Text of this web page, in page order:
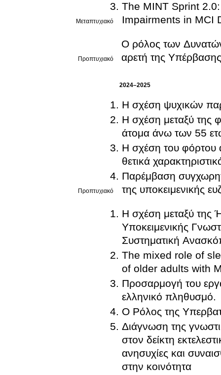
Μεταπτυχιακό
The MINT Sprint
Impairments in MCI
Προπτυχιακό
Ο ρόλος των
αρετή της
2024–2025
Προπτυχιακό
Η σχέση ψυχικών
Η σχέση μεταξύ της
άτομα άνω των 55
Η σχέση του φόρτου
θετικά
Παρέμβαση
της υποκειμενικής
Η σχέση μεταξύ της
Υποκειμενικής
Συστηματική
The mixed role of
of older adults with
Προσαρμογή του
ελληνικό πληθυσμό.
Ο Ρόλος της
Διάγνωση της
στον δείκτη
ανησυχίες και
στην κοινότητα